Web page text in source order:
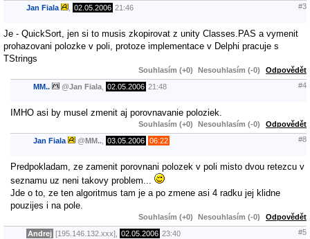
Jan Fiala 02.05.2006 21:46 #3
Je - QuickSort, jen si to musis zkopirovat z unity Classes.PAS a vymenit
prohazovani polozke v poli, protoze implementace v Delphi pracuje s
TStrings
Souhlasím (+0) Nesouhlasím (-0) Odpovědět
MM.. @Jan Fiala 02.05.2006 21:48 #4
IMHO asi by musel zmenit aj porovnavanie poloziek.
Souhlasím (+0) Nesouhlasím (-0) Odpovědět
Jan Fiala @MM.. 03.05.2006 06:22 #8
Predpokladam, ze zamenit porovnani polozek v poli misto dvou retezcu v
seznamu uz neni takovy problem...
Jde o to, ze ten algoritmus tam je a po zmene asi 4 radku jej klidne
pouzijes i na pole.
Souhlasím (+0) Nesouhlasím (-0) Odpovědět
Andrej [195.146.132.xxx], 02.05.2006 23:40 #5